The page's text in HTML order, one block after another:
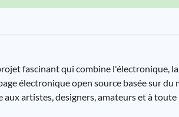
fascinant qui combine l'électronique,
électronique open source basée sur du
artistes, designers, amateurs et à